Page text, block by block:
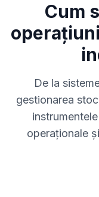
Cum
De la
gestionarea
operaționale